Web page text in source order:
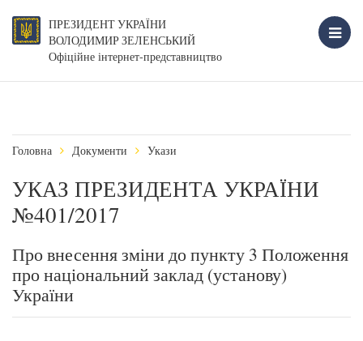
ПРЕЗИДЕНТ УКРАЇНИ
ВОЛОДИМИР ЗЕЛЕНСЬКИЙ
Офіційне інтернет-представництво
Головна Документи Укази
УКАЗ ПРЕЗИДЕНТА УКРАЇНИ
№401/2017
Про внесення зміни до пункту 3 Положення
про національний заклад (установу)
України